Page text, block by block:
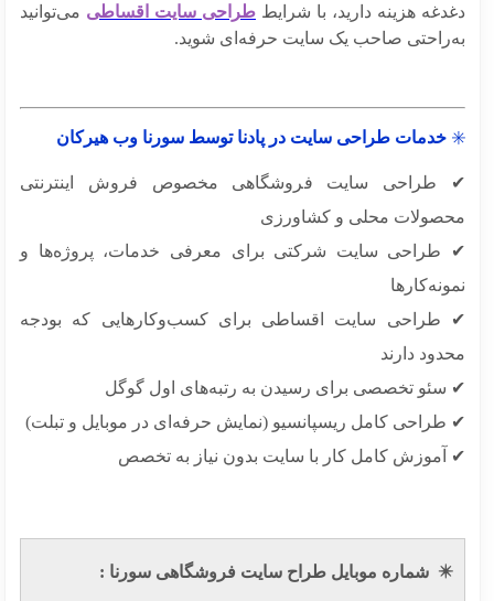
هزینه دارید، با شرایططراحی سایت اقساطی می‌توانید
صاحب یک سایت حرفه‌ای شوید.
خدمات طراحی سایت در پادنا توسط سورنا وب هیرکان
سایت فروشگاهی مخصوص فروش اینترنتی
محلی و کشاورزی
سایت شرکتی برای معرفی خدمات، پروژه‌ها و
سایت اقساطی برای کسب‌وکارهایی که بودجه
دارند
تخصصی برای رسیدن به رتبه‌های اول گوگل
کامل ریسپانسیو (نمایش حرفه‌ای در موبایل و تبلت)
کامل کار با سایت بدون نیاز به تخصص
شماره موبایل طراح سایت فروشگاهی سورنا :